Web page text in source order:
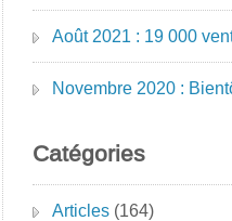
Août 2021 : 19 000
Novembre 2020 :
Catégories
Articles (164)